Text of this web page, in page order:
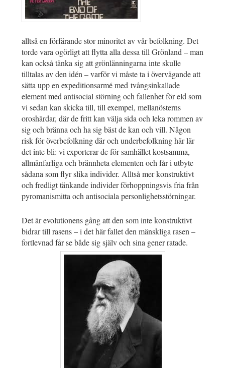
alltså en förfärande stor minoritet av vår befolkning. Det
torde vara ogörligt att flytta alla dessa till Grönland – man
kan också tänka sig att grönlänningarna inte skulle
tilltalas av den idén – varför vi måste ta i övervägande att
sätta upp en expeditionsarmé med tvångsinkallade
element med antisocial störning och fallenhet för eld som
vi sedan kan skicka till, till exempel, mellanösterns
oroshärdar, där de fritt kan välja sida och leka rommen av
sig och bränna och ha sig bäst de kan och vill. Någon
risk för överbefolkning där och underbefolkning här lär
det inte bli: vi exporterar de för samhället kostsamma,
allmänfarliga och brännheta elementen och får i utbyte
sådana som flyr slika individer. Alltså mer konstruktivt
och fredligt tänkande individer förhoppningsvis fria från
pyromanismitta och antisociala personlighetsstörningar.
Det är evolutionens gång att den som inte konstruktivt
bidrar till rasens – i det här fallet den mänskliga rasen –
fortlevnad får se både sig själv och sina gener ratade.